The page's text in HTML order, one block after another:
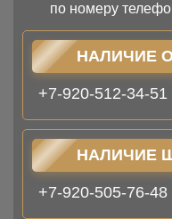
по номеру
НАЛИЧИЕ
+7-920-512-34-51
НАЛИЧИЕ
+7-920-505-76-48